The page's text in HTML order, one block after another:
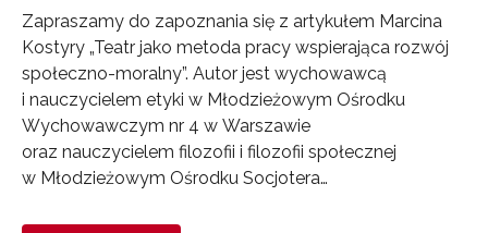
Zapraszamy do zapoznania się z artykułem Marcina
Kostyry „Teatr jako metoda pracy wspierająca rozwój
społeczno-moralny”. Autor jest wychowawcą
i nauczycielem etyki w Młodzieżowym Ośrodku
Wychowawczym nr 4 w Warszawie
oraz nauczycielem filozofii i filozofii społecznej
w Młodzieżowym Ośrodku Socjotera…